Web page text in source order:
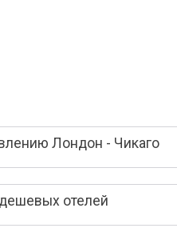
Лондон - Чикаго
отелей